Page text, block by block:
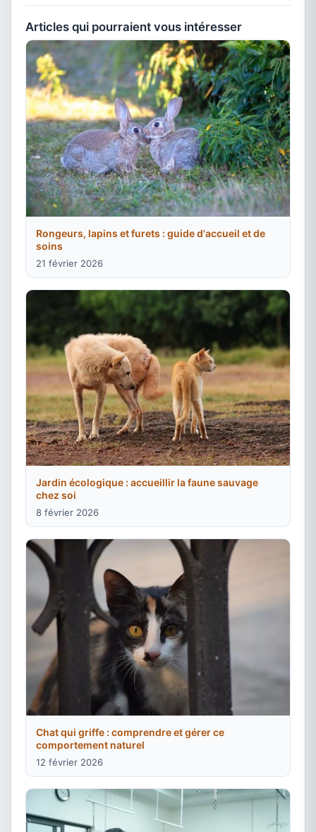
Articles qui pourraient vous intéresser
Rongeurs, lapins et furets : guide d'accueil et de
soins
21 février 2026
Jardin écologique : accueillir la faune sauvage
chez soi
8 février 2026
Chat qui griffe : comprendre et gérer ce
comportement naturel
12 février 2026